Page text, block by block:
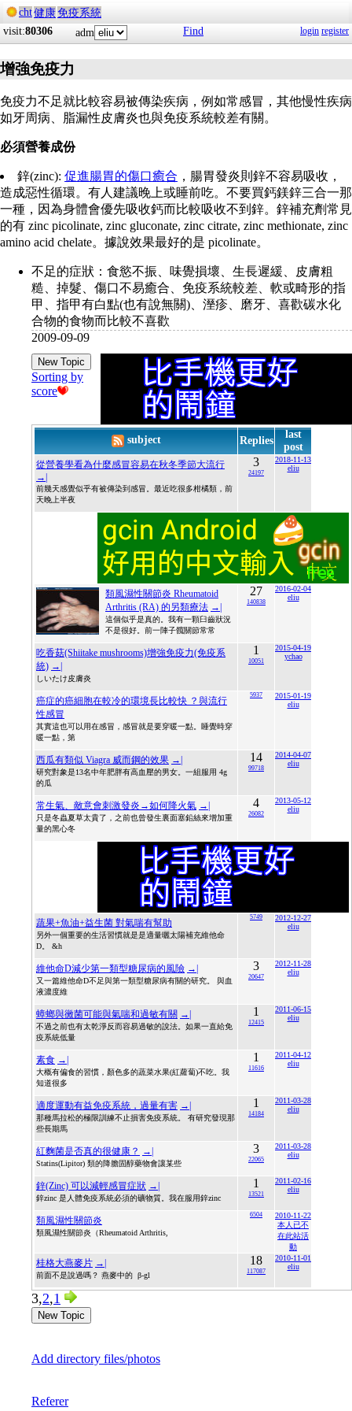
cht健康免疫系統
visit:80306 adm Find login register
增強免疫力
免疫力不足就比較容易被傳染疾病，例如常感冒，其他慢性疾病
如牙周病、脂漏性皮膚炎也與免疫系統較差有關。
必須營養成份
鋅(zinc): 促進腸胃的傷口癒合 ，腸胃發炎則鋅不容易吸收，
造成惡性循環。有人建議晚上或睡前吃。不要買鈣鎂鋅三合一那
一種，因為身體會優先吸收鈣而比較吸收不到鋅。鋅補充劑常見
的有 zinc picolinate, zinc gluconate, zinc citrate, zinc methionate, zinc
amino acid chelate。據說效果最好的是 picolinate。
不足的症狀：食慾不振、味覺損壞、生長遲緩、皮膚粗
糙、掉髮、傷口不易癒合、免疫系統較差、軟或畸形的指
甲、指甲有白點(也有說無關)、溼疹、磨牙、喜歡碳水化
合物的食物而比較不喜歡
2009-09-09
New Topic
Sorting by
score
subject Replies
last
post
從營養學看為什麼感冒容易在秋冬季節大流行
→|
前幾天感覺似乎有被傳染到感冒。最近吃很多柑橘類，前
天晚上半夜
3
24197
2018-11-13
eliu
類風濕性關節炎 Rheumatoid
Arthritis (RA) 的另類療法 →|
這個似乎是真的。我有一顆臼齒狀況
不是很好。前一陣子髖關節常常
27
140838
2016-02-04
eliu
吃香菇(Shiitake mushrooms)增強免疫力(免疫系
統) →|
しいたけ皮膚炎
1
10051
2015-04-19
ychao
癌症的癌細胞在較冷的環境長比較快 ？與流行
性感冒
其實這也可以用在感冒，感冒就是要穿暖一點。睡覺時穿
暖一點，第
5937
2015-01-19
eliu
西瓜有類似 Viagra 威而鋼的效果 →|
研究對象是13名中年肥胖有高血壓的男女。一組服用 4g
的瓜
14
99718
2014-04-07
eliu
常生氣、敵意會刺激發炎→如何降火氣 →|
只是冬蟲夏草太貴了，之前也曾發生裏面塞鉛絲來增加重
量的黑心冬
4
26082
2013-05-12
eliu
蔬果+魚油+益生菌 對氣喘有幫助
另外一個重要的生活習慣就是是適量曬太陽補充維他命
D。 &h
5749
2012-12-27
eliu
維他命D減少第一類型糖尿病的風險 →|
又一篇維他命D不足與第一類型糖尿病有關的研究。 與血
液濃度維
3
20647
2012-11-28
eliu
蟑螂與黴菌可能與氣喘和過敏有關 →|
不過之前也有太乾淨反而容易過敏的說法。如果一直給免
疫系統低量
1
12415
2011-06-15
eliu
素食 →|
大概有偏食的習慣，顏色多的蔬菜水果(紅蘿蔔)不吃。我
知道很多
1
11616
2011-04-12
eliu
適度運動有益免疫系統，過量有害 →|
那種馬拉松的極限訓練不止損害免疫系統。 有研究發現那
些長期馬
1
14184
2011-03-28
eliu
紅麴菌是否真的很健康？ →|
Statins(Lipitor) 類的降膽固醇藥物會讓某些
3
22065
2011-03-28
eliu
鋅(Zinc) 可以減輕感冒症狀 →|
鋅zinc 是人體免疫系統必須的礦物質。我在服用鋅zinc
1
13521
2011-02-16
eliu
類風濕性關節炎
類風濕性關節炎（Rheumatoid Arthritis,
6504
2010-11-22
本人已不
在此站活
動
桂格大燕麥片 →|
前面不是說過嗎？ 燕麥中的 β-gl
18
117087
2010-11-01
eliu
3,2,1
New Topic
Add directory files/photos
Referer